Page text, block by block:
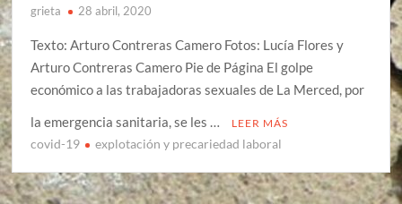
grieta 28 abril, 2020
Texto: Arturo Contreras Camero Fotos: Lucía Flores y
Arturo Contreras Camero Pie de Página El golpe
económico a las trabajadoras sexuales de La Merced, por
la emergencia sanitaria, se les …
LEER MÁS
covid-19 explotación y precariedad laboral